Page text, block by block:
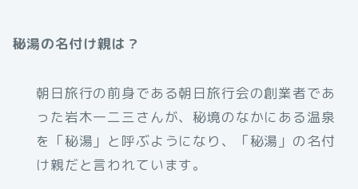
秘湯の名付け親は？
朝日旅行の前身である朝日旅行会の創業者であ
った岩木一二三さんが、秘境のなかにある温泉
を「秘湯」と呼ぶようになり、「秘湯」の名付
け親だと言われています。